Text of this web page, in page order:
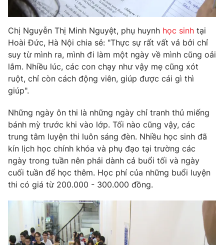
THỜI BÁO VTV
Theo dõi báo trên
Cơ quan chủ quản:Đài Truyền hình Việt Nam
Cơ quan báo chí:
Thời báo VTV
Giấy phép hoạt động báo in và báo điện tử số 483/GP-BTTTT
cấp ngày 29/12/2023
Tổng Biên tập: Vũ Thanh Thủy
Phó Tổng Biên tập: Nguyễn Thị Mỹ Hạnh, Phạm Quốc Thắng,
Tổng đài VTV:024.38 355 931 - 024.38 355 932
Ðiện thoại Thời báo VTV:024.66 897 897
Email:toasoan@vtv.vn
Chị Nguyễn Thị Minh Nguyệt, phụ huynh học sinh tại
Hoài Đức, Hà Nội chia sẻ: "Thực sự rất vất vả bởi chỉ
suy từ mình ra, mình đi làm một ngày về mình cũng oải
lắm. Nhiều lúc, các con chạy như vậy mẹ cũng xót
ruột, chỉ còn cách động viên, giúp được cái gì thì
giúp".
Những ngày ôn thi là những ngày chỉ tranh thủ miếng
bánh mỳ trước khi vào lớp. Tối nào cũng vậy, các
trung tâm luyện thi luôn sáng đèn. Nhiều học sinh đã
kín lịch học chính khóa và phụ đạo tại trường các
ngày trong tuần nên phải dành cả buổi tối và ngày
cuối tuần để học thêm. Học phí của những buổi luyện
thi có giá từ 200.000 - 300.000 đồng.